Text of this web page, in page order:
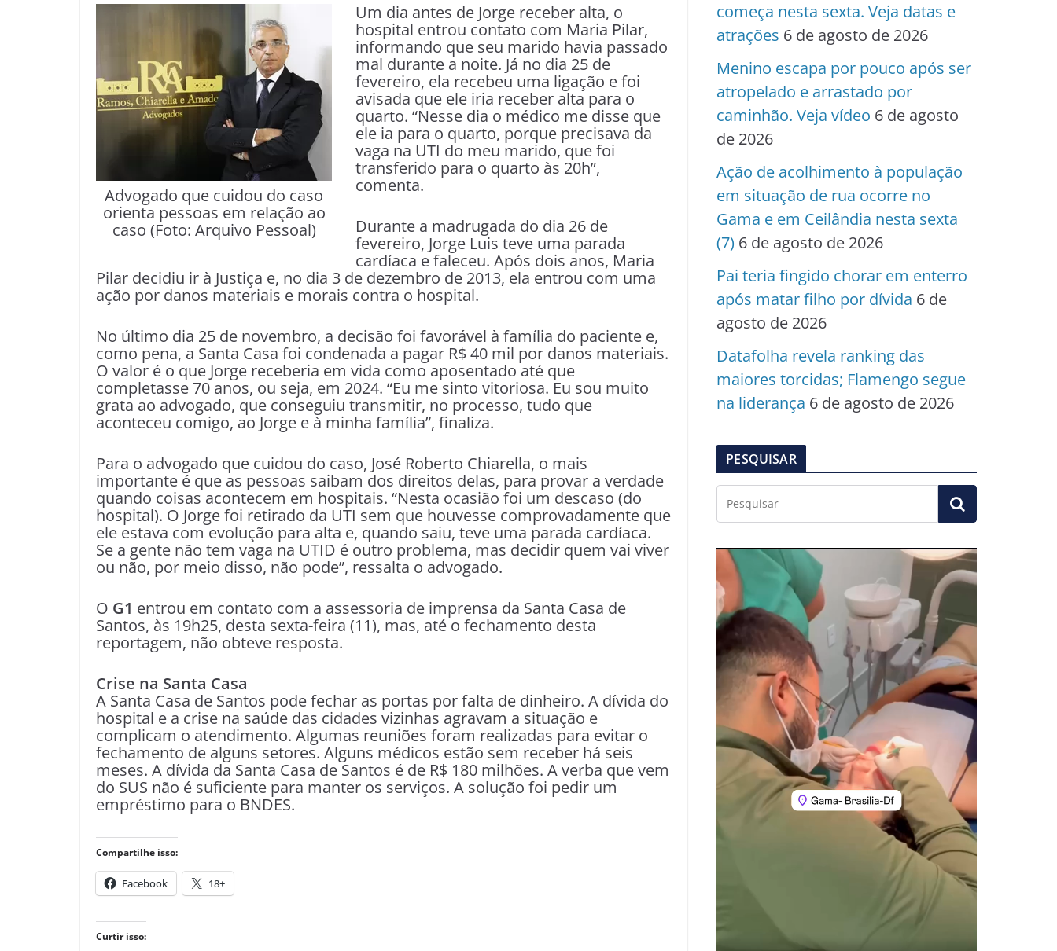
Advogado que cuidou do caso
orienta pessoas em relação ao
caso (Foto: Arquivo Pessoal)
Um dia antes de Jorge receber alta, o
hospital entrou contato com Maria Pilar,
informando que seu marido havia passado
mal durante a noite. Já no dia 25 de
fevereiro, ela recebeu uma ligação e foi
avisada que ele iria receber alta para o
quarto. “Nesse dia o médico me disse que
ele ia para o quarto, porque precisava da
vaga na UTI do meu marido, que foi
transferido para o quarto às 20h”,
comenta.
Durante a madrugada do dia 26 de
fevereiro, Jorge Luis teve uma parada
cardíaca e faleceu. Após dois anos, Maria
Pilar decidiu ir à Justiça e, no dia 3 de dezembro de 2013, ela entrou com uma
ação por danos materiais e morais contra o hospital.
No último dia 25 de novembro, a decisão foi favorável à família do paciente e,
como pena, a Santa Casa foi condenada a pagar R$ 40 mil por danos materiais.
O valor é o que Jorge receberia em vida como aposentado até que
completasse 70 anos, ou seja, em 2024. “Eu me sinto vitoriosa. Eu sou muito
grata ao advogado, que conseguiu transmitir, no processo, tudo que
aconteceu comigo, ao Jorge e à minha família”, finaliza.
Para o advogado que cuidou do caso, José Roberto Chiarella, o mais
importante é que as pessoas saibam dos direitos delas, para provar a verdade
quando coisas acontecem em hospitais. “Nesta ocasião foi um descaso (do
hospital). O Jorge foi retirado da UTI sem que houvesse comprovadamente que
ele estava com evolução para alta e, quando saiu, teve uma parada cardíaca.
Se a gente não tem vaga na UTID é outro problema, mas decidir quem vai viver
ou não, por meio disso, não pode”, ressalta o advogado.
O G1 entrou em contato com a assessoria de imprensa da Santa Casa de
Santos, às 19h25, desta sexta-feira (11), mas, até o fechamento desta
reportagem, não obteve resposta.
Crise na Santa Casa
A Santa Casa de Santos pode fechar as portas por falta de dinheiro. A dívida do
hospital e a crise na saúde das cidades vizinhas agravam a situação e
complicam o atendimento. Algumas reuniões foram realizadas para evitar o
fechamento de alguns setores. Alguns médicos estão sem receber há seis
meses. A dívida da Santa Casa de Santos é de R$ 180 milhões. A verba que vem
do SUS não é suficiente para manter os serviços. A solução foi pedir um
empréstimo para o BNDES.
Compartilhe isso:
Facebook 18+
Curtir isso:
começa nesta sexta. Veja datas e
atrações 6 de agosto de 2026
Menino escapa por pouco após ser
atropelado e arrastado por
caminhão. Veja vídeo 6 de agosto
de 2026
Ação de acolhimento à população
em situação de rua ocorre no
Gama e em Ceilândia nesta sexta
(7) 6 de agosto de 2026
Pai teria fingido chorar em enterro
após matar filho por dívida 6 de
agosto de 2026
Datafolha revela ranking das
maiores torcidas; Flamengo segue
na liderança 6 de agosto de 2026
PESQUISAR